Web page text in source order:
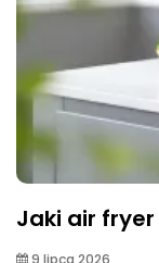
Jaki air fryer